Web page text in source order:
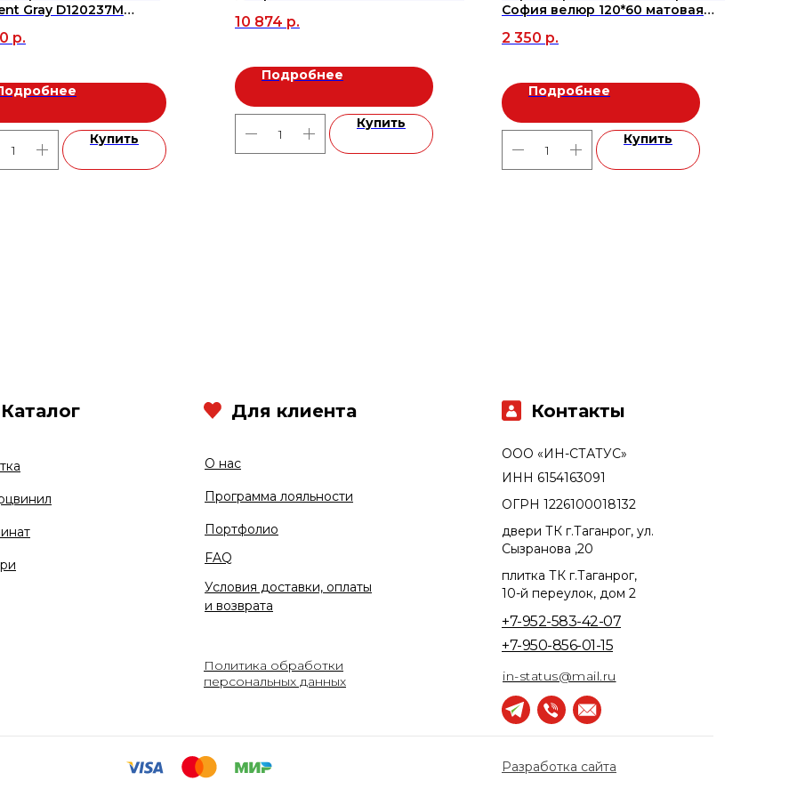
Gray D120237M
р.
Купить
10 874 р.
Подробнее
Купить
София велюр 120*60 матовая
2 350 р.
Подробнее
Купить
Политика обработки
персональных данных
+7-950-856-01-15
+7-952-583-42-07
О нас
Программа лояльности
Портфолио
ООО «ИН-СТАТУС»
плитка ТК г.Таганрог,
10-й переулок, дом 2
двери ТК г.Таганрог, ул.
Сызранова ,20
ОГРН 1226100018132
ИНН 6154163091
Разработка сайта
Условия доставки, оплаты
и возврата
FAQ
Каталог
in-status@mail.ru
Контакты
Для клиента